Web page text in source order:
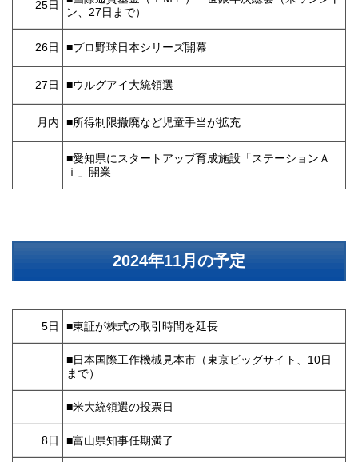
25日
ン、27日まで）
26日 ■プロ野球日本シリーズ開幕
27日 ■ウルグアイ大統領選
月内 ■所得制限撤廃など児童手当が拡充
■愛知県にスタートアップ育成施設「ステーションＡ
ｉ」開業
2024年11月の予定
5日 ■東証が株式の取引時間を延長
■日本国際工作機械見本市（東京ビッグサイト、10日
まで）
■米大統領選の投票日
8日 ■富山県知事任期満了